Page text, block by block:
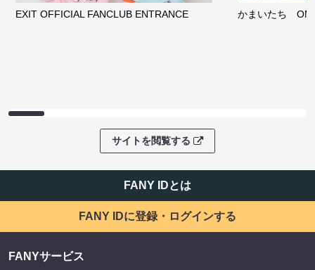
EXIT OFFICIAL FANCLUB ENTRANCE かまいたち
サイトを閲覧する
FANY IDとは
FANY IDに登録・ログインする
FANYサービス